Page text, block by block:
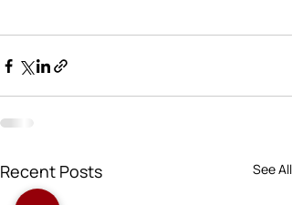
Recent Posts See All